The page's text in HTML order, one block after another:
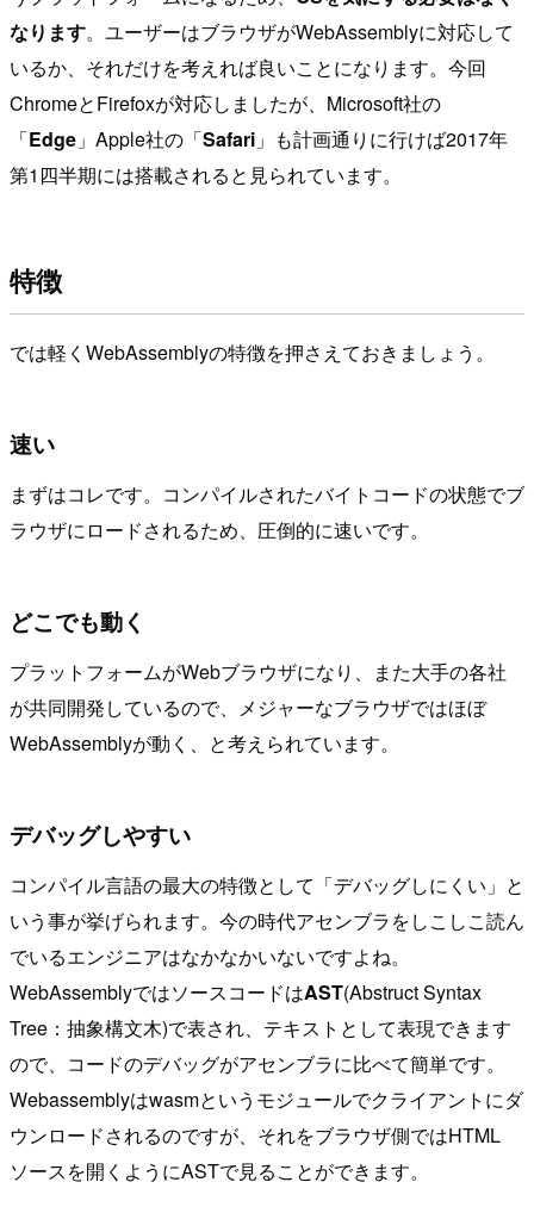
なります。ユーザーはブラウザがWebAssemblyに対応して
いるか、それだけを考えれば良いことになります。今回
ChromeとFirefoxが対応しましたが、Microsoft社の
「Edge 」Apple社の「Safari 」も計画通りに行けば2017年
第1四半期には搭載されると見られています。
特徴
では軽くWebAssemblyの特徴を押さえておきましょう。
速い
まずはコレです。コンパイルされたバイトコードの状態でブ
ラウザにロードされるため、圧倒的に速いです。
どこでも動く
プラットフォームがWebブラウザになり、また大手の各社
が共同開発しているので、メジャーなブラウザではほぼ
WebAssemblyが動く、と考えられています。
デバッグしやすい
コンパイル言語の最大の特徴として「デバッグしにくい」と
いう事が挙げられます。今の時代アセンブラをしこしこ読ん
でいるエンジニアはなかなかいないですよね。
WebAssemblyではソースコードはAST(Abstruct Syntax
Tree：抽象構文木)で表され、テキストとして表現できます
ので、コードのデバッグがアセンブラに比べて簡単です。
Webassemblyはwasmというモジュールでクライアントにダ
ウンロードされるのですが、それをブラウザ側ではHTML
ソースを開くようにASTで見ることができます。